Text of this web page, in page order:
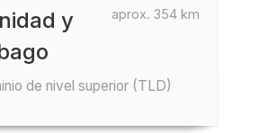
aprox. 354 km
y
de nivel superior (TLD)